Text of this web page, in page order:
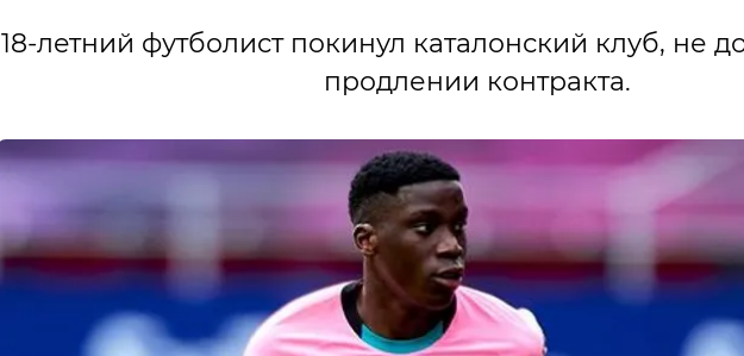
18-летний футболист покинул каталонский клуб, не
продлении контракта.